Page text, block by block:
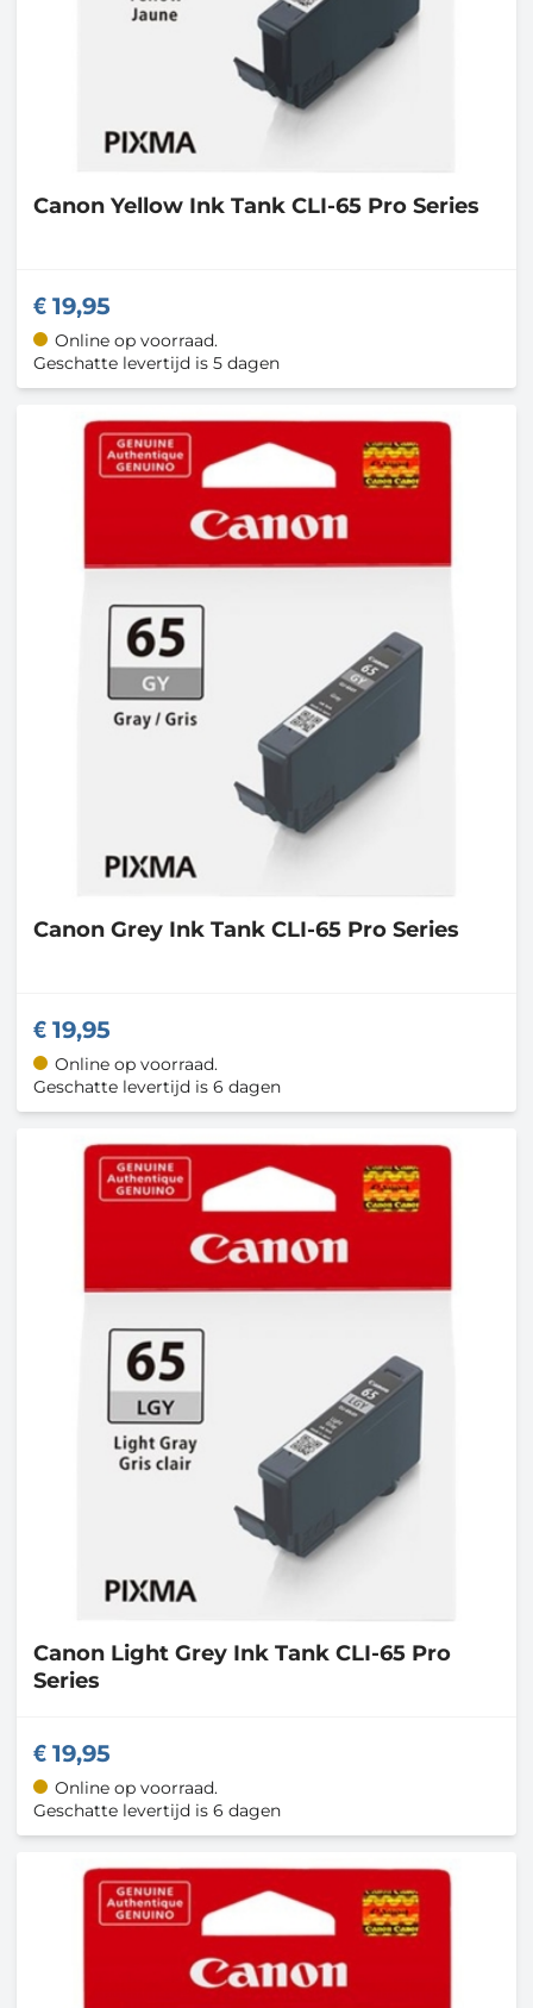
Canon Yellow Ink Tank CLI-65 Pro Series
19,95
Online op voorraad.
Geschatte levertijd is 5 dagen
Canon Grey Ink Tank CLI-65 Pro Series
19,95
Online op voorraad.
Geschatte levertijd is 6 dagen
Canon Light Grey Ink Tank CLI-65 Pro
Series
19,95
Online op voorraad.
Geschatte levertijd is 6 dagen